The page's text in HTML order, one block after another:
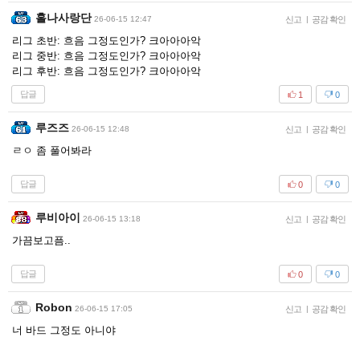
홀나사랑단 26-06-15 12:47 신고 | 공감 확인
리그 초반: 흐음 그정도인가? 크아아아악
리그 중반: 흐음 그정도인가? 크아아아악
리그 후반: 흐음 그정도인가? 크아아아악
답글 0
1
루즈즈 26-06-15 12:48 신고 | 공감 확인
ㄹㅇ 좀 풀어봐라
답글 0
0
루비아이 26-06-15 13:18 신고 | 공감 확인
가끔보고픔..
답글 0
0
Robon 26-06-15 17:05 신고 | 공감 확인
너 바드 그정도 아니야